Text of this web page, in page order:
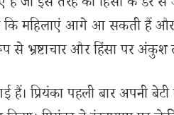
कि महिलाएं आगे आ सकती हैं
से भ्रष्टाचार और हिंसा पर अंकुश
हैं। प्रियंका पहली बार अपनी